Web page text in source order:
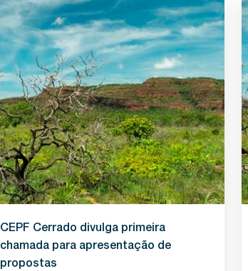
CEPF Cerrado divulga primeira
chamada para apresentação de
propostas